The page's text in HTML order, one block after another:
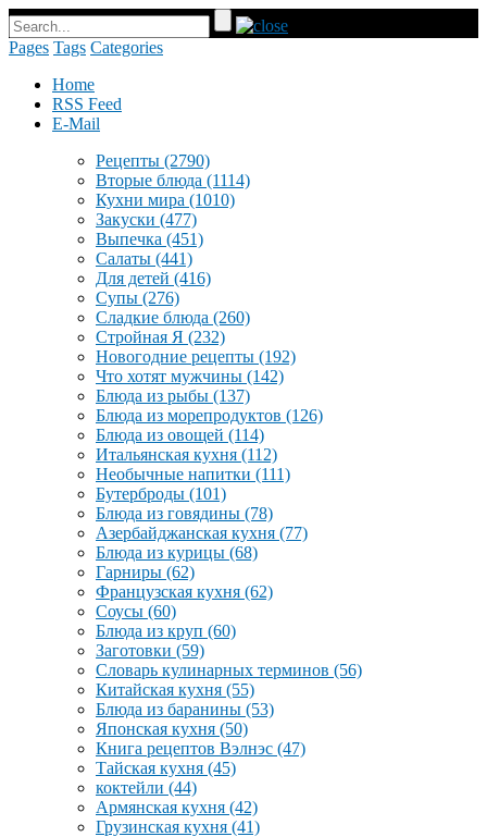
Pages Tags Categories
Home
RSS Feed
E-Mail
Рецепты (2790)
Вторые блюда (1114)
Кухни мира (1010)
Закуски (477)
Выпечка (451)
Салаты (441)
Для детей (416)
Супы (276)
Сладкие блюда (260)
Стройная Я (232)
Новогодние рецепты (192)
Что хотят мужчины (142)
Блюда из рыбы (137)
Блюда из морепродуктов (126)
Блюда из овощей (114)
Итальянская кухня (112)
Необычные напитки (111)
Бутерброды (101)
Блюда из говядины (78)
Азербайджанская кухня (77)
Блюда из курицы (68)
Гарниры (62)
Французская кухня (62)
Соусы (60)
Блюда из круп (60)
Заготовки (59)
Словарь кулинарных терминов (56)
Китайская кухня (55)
Блюда из баранины (53)
Японская кухня (50)
Книга рецептов Вэлнэс (47)
Тайская кухня (45)
коктейли (44)
Армянская кухня (42)
Грузинская кухня (41)